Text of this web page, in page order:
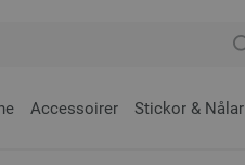
Accessoirer Stickor & Nålar